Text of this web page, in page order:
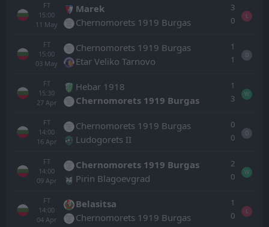
FT
15:00
11 May
Marek
Chernomorets 1919 Burgas
3
0
L
FT
15:00
03 May
Chernomorets 1919 Burgas
Etar Veliko Tarnovo
1
1
D
FT
15:30
27 Apr
Hebar 1918
Chernomorets 1919 Burgas
1
3
W
FT
14:00
16 Apr
Chernomorets 1919 Burgas
Ludogorets II
0
0
D
FT
14:00
09 Apr
Chernomorets 1919 Burgas
Pirin Blagoevgrad
2
0
W
FT
14:00
04 Apr
Belasitsa
Chernomorets 1919 Burgas
1
0
L